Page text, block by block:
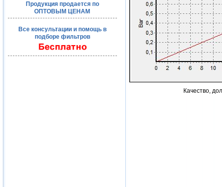
Продукция продается по
ОПТОВЫМ ЦЕНАМ
Все консультации и помощь в
подборе фильтров
Качество,